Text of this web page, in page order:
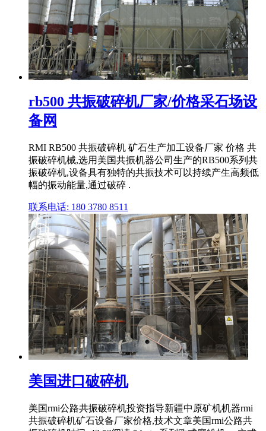
rb500 共振破碎机厂家/价格采石场设
备网
RMI RB500 共振破碎机 矿石生产加工设备厂家 价格 共
振破碎机械,选用美国共振机器公司生产的RB500系列共
振破碎机,设备具有独特的共振技术可以持续产生高频低
幅的振动能量,通过破碎 .
联系电话: 180 3780 8511
美国进口破碎机
美国rmi公路共振破碎机投资指导新疆中原矿机机器rmi
共振破碎机矿石设备厂家价格,技术文章美国rmi公路共